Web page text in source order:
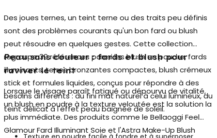
Des joues ternes, un teint terne ou des traits peu définis
sont des problèmes courants qu'un bon fard ou blush
peut résoudre en quelques gestes. Cette collection
regroupe 39 références parmi les blush en poudre, fards
illuminants, terres bronzantes compactes, blush crémeux
stick et formules liquides, conçus pour répondre à des
besoins différents : du fini mat naturel à celui lumineux, du
teint délicat à l'effet peau baignée de soleil.
Peau sans couleur : fards et blush pour
raviver le teint
Lorsque le visage paraît fatigué ou dépourvu de vitalité,
unblush en poudre à la texture veloutée est la solution la
plus immédiate. Des produits comme le Bellaoggi Feel
Glamour Fard Illuminant Soie et l'Astra Make-Up Blush